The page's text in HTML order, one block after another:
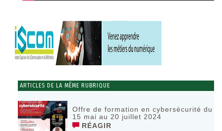
ARTICLES DE LA MÊME RUBRIQUE
Offre de formation en cybersécurité du
15 mai au 20 juillet 2024
RÉAGIR